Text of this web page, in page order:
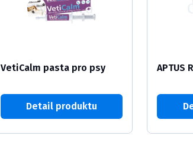
VetiCalm pasta pro psy
Detail produktu
APTUS